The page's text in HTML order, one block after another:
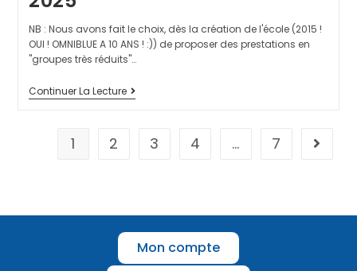
NB : Nous avons fait le choix, dès la création de l'école (2015 !
OUI ! OMNIBLUE A 10 ANS ! :)) de proposer des prestations en
"groupes très réduits"…
Continuer La Lecture
1 2 3 4 … 7
Mon compte